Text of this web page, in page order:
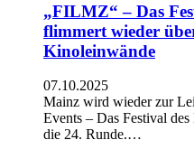
„FILMZ“ – Das
flimmert wieder
Kinoleinwände
07.10.2025
Mainz wird wieder zur
Events – Das Festival
die 24. Runde.…